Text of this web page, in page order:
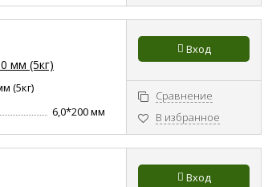
мм (5кг)
(5кг)
6,0*200 мм
Вход
Сравнение
В избранное
Вход